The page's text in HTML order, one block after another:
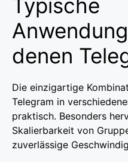
Typische
denen
Die einzigartige
Telegram in
praktisch. Besonders
Skalierbarkeit von
zuverlässige